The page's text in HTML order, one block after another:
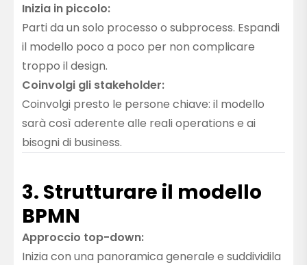
Inizia in piccolo:
Parti da un solo processo o subprocess. Espandi
il modello poco a poco per non complicare
troppo il design.
Coinvolgi gli stakeholder:
Coinvolgi presto le persone chiave: il modello
sarà così aderente alle reali operations e ai
bisogni di business.
3. Strutturare il modello
BPMN
Approccio top-down:
Inizia con una panoramica generale e suddividila